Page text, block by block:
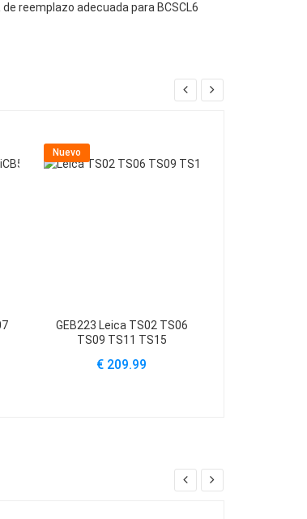
de reemplazo adecuada para BCSCL6
Nuevo
GEB223 Leica TS02 TS06
TS09 TS11 TS15
€ 209.99